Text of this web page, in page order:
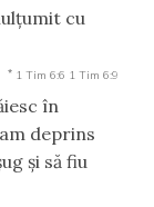
cu
* 1 Tim 6:6 1 Tim 6:9
în
deprins
şi să fiu